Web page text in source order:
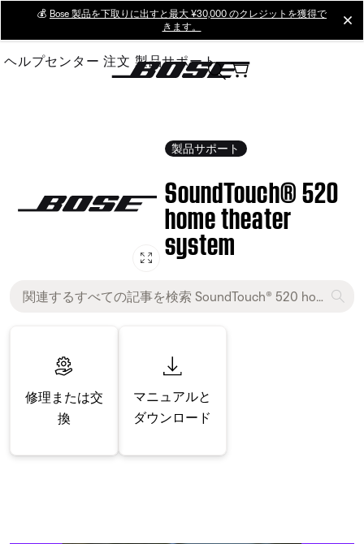
Main
💰 Bose 製品を下取りに出すと最大 ¥30,000 のクレジットを獲得で
きます。
ヘルプセンター 注文 製品サポート
製品サポート
SoundTouch® 520
home theater
system
修理または交
換
マニュアルと
ダウンロード